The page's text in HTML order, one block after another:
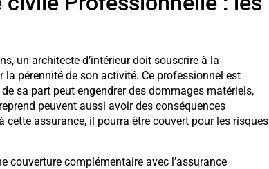
un architecte d’intérieur doit souscrire à la
pérennité de son activité. Ce professionnel est
sa part peut engendrer des dommages matériels,
peuvent aussi avoir des conséquences
assurance, il pourra être couvert pour les risques
couverture complémentaire avec l’assurance